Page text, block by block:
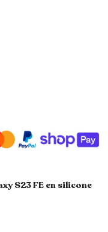
S23 FE en silicone